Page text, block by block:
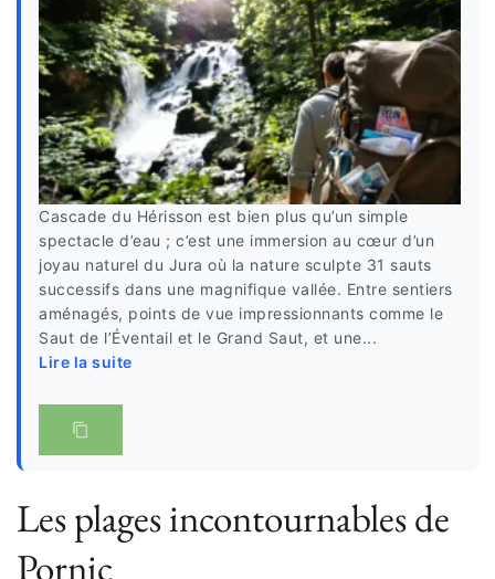
Cascade du Hérisson est bien plus qu’un simple
spectacle d’eau ; c’est une immersion au cœur d’un
joyau naturel du Jura où la nature sculpte 31 sauts
successifs dans une magnifique vallée. Entre sentiers
aménagés, points de vue impressionnants comme le
Saut de l’Éventail et le Grand Saut, et une...
Lire la suite
Les plages incontournables de
Pornic